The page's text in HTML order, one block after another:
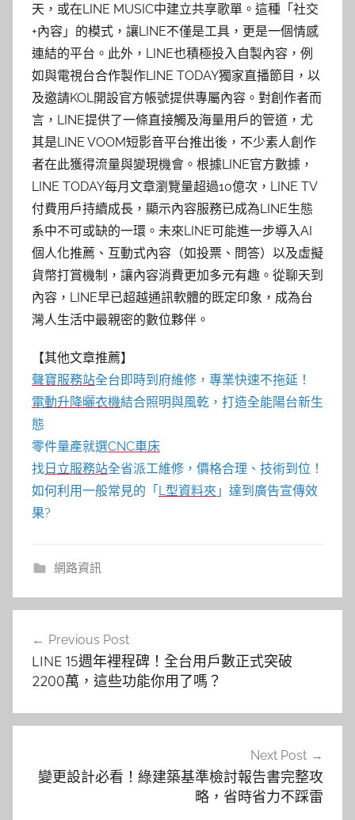
天，或在LINE MUSIC中建立共享歌單。這種「社交
+內容」的模式，讓LINE不僅是工具，更是一個情感
連結的平台。此外，LINE也積極投入自製內容，例
如與電視台合作製作LINE TODAY獨家直播節目，以
及邀請KOL開設官方帳號提供專屬內容。對創作者而
言，LINE提供了一條直接觸及海量用戶的管道，尤
其是LINE VOOM短影音平台推出後，不少素人創作
者在此獲得流量與變現機會。根據LINE官方數據，
LINE TODAY每月文章瀏覽量超過10億次，LINE TV
付費用戶持續成長，顯示內容服務已成為LINE生態
系中不可或缺的一環。未來LINE可能進一步導入AI
個人化推薦、互動式內容（如投票、問答）以及虛擬
貨幣打賞機制，讓內容消費更加多元有趣。從聊天到
內容，LINE早已超越通訊軟體的既定印象，成為台
灣人生活中最親密的數位夥伴。
【其他文章推薦】
聲寶服務站全台即時到府維修，專業快速不拖延！
電動升降曬衣機結合照明與風乾，打造全能陽台新生
態
零件量產就選CNC車床
找 日立服務站全省派工維修，價格合理、技術到位！
如何利用一般常見的「 L型資料夾 」達到廣告宣傳效
果?
網路資訊
覽
Previous Post
LINE 15週年裡程碑！全台用戶數正式突破
2200萬，這些功能你用了嗎？
Next Post
變更設計必看！綠建築基準檢討報告書完整攻
略，省時省力不踩雷